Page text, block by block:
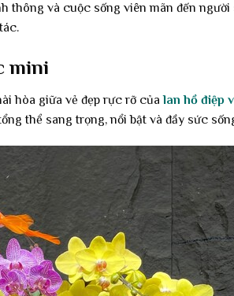
và cuộc sống viên mãn đến
mini
hòa giữa vẻ đẹp rực rỡ củalan hồ điệp
thể sang trọng, nổi bật và đầy sức